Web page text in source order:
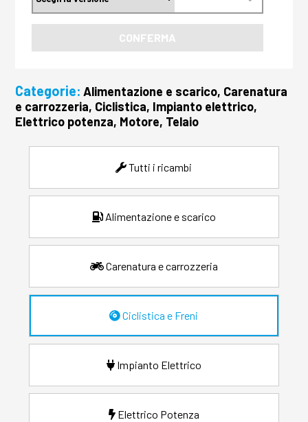
CONFERMA
Categorie: Alimentazione e scarico, Carenatura
e carrozzeria, Ciclistica, Impianto elettrico,
Elettrico potenza, Motore, Telaio
Tutti i ricambi
Alimentazione e scarico
Carenatura e carrozzeria
Ciclistica e Freni
Impianto Elettrico
Elettrico Potenza